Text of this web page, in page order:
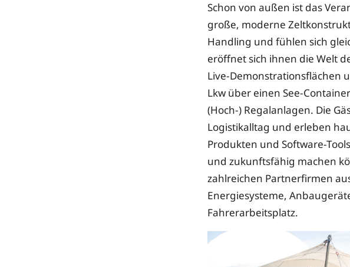
Schon von außen ist das
große, moderne
Handling und fühlen sich
eröffnet sich ihnen die Welt
Live-Demonstrationsflächen
Lkw über einen See-
(Hoch-) Regalanlagen. Die
Logistikalltag und erleben
Produkten und Software-
und zukunftsfähig machen
zahlreichen Partnerfirmen
Energiesysteme,
Fahrerarbeitsplatz.